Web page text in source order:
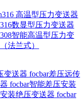
高温型压力变送器
数显型压力变送器
智能高温型压力变
法兰式）
变送器 focbar差压远传
focbar智能差压安装
装绝压变送器 focbar